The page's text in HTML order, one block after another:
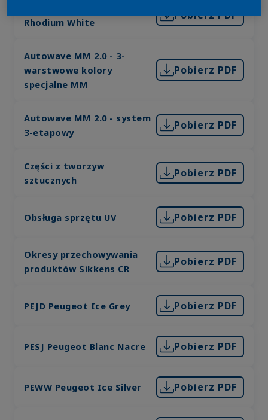
Rhodium White
Pobierz PDF
Autowave MM 2.0 - 3-
warstwowe kolory
specjalne MM
Pobierz PDF
Autowave MM 2.0 - system
3-etapowy
Pobierz PDF
Części z tworzyw
sztucznych
Pobierz PDF
Obsługa sprzętu UV Pobierz PDF
Okresy przechowywania
produktów Sikkens CR
Pobierz PDF
PEJD Peugeot Ice Grey Pobierz PDF
PESJ Peugeot Blanc Nacre Pobierz PDF
PEWW Peugeot Ice Silver Pobierz PDF